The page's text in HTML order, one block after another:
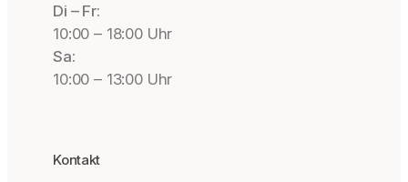
Di – Fr:
10:00 – 18:00 Uhr
Sa:
10:00 – 13:00 Uhr
Kontakt